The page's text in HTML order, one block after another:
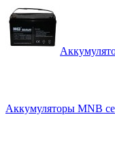
Аккумуляторы MNB